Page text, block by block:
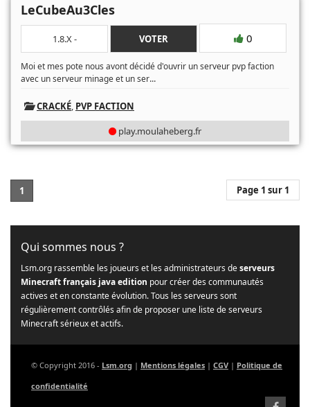
LeCubeAu3Cles
1.8.X - VOTER 0
Moi et mes pote nous avont décidé d'ouvrir un serveur pvp faction
avec un serveur minage et un ser...
CRACKÉ, PVP FACTION
play.moulaheberg.fr
1 Page 1 sur 1
Qui sommes nous ?
Lsm.org rassemble les joueurs et les administrateurs deserveurs
Minecraft français java edition pour créer des communautés
actives et en constante évolution. Tous les serveurs sont
régulièrement contrôlés afin de proposer une liste de serveurs
Minecraft sérieux et actifs.
© Copyright 2016 - Lsm.org | Mentions légales | CGV | Politique de
confidentialité